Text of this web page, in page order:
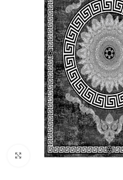
Κλικ για μεγέθυνση